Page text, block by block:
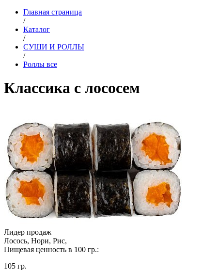
Главная страница
/
Каталог
/
СУШИ И РОЛЛЫ
/
Роллы все
Классика с лососем
Лидер продаж
Лосось, Нори, Рис,
Пищевая ценность в 100 гр.:
105 гр.